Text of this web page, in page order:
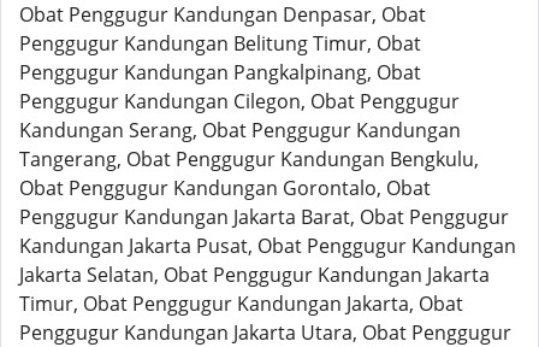
Obat Penggugur Kandungan Denpasar, Obat
Penggugur Kandungan Belitung Timur, Obat
Penggugur Kandungan Pangkalpinang, Obat
Penggugur Kandungan Cilegon, Obat Penggugur
Kandungan Serang, Obat Penggugur Kandungan
Tangerang, Obat Penggugur Kandungan Bengkulu,
Obat Penggugur Kandungan Gorontalo, Obat
Penggugur Kandungan Jakarta Barat, Obat Penggugur
Kandungan Jakarta Pusat, Obat Penggugur Kandungan
Jakarta Selatan, Obat Penggugur Kandungan Jakarta
Timur, Obat Penggugur Kandungan Jakarta, Obat
Penggugur Kandungan Jakarta Utara, Obat Penggugur